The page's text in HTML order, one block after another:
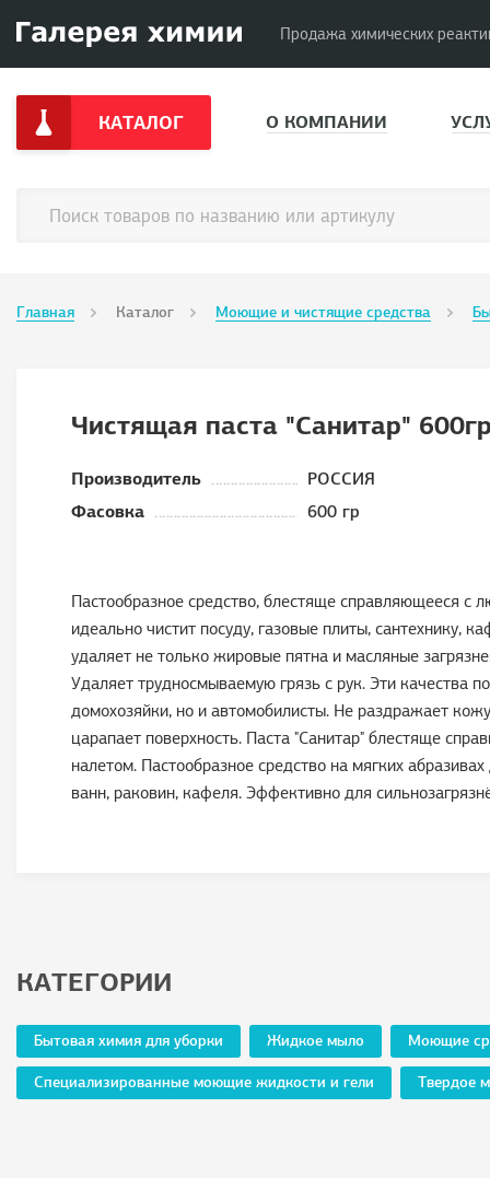
Продажа химических
КАТАЛОГ О КОМПАНИИ
Главная Каталог Моющие и чистящие средства
Чистящая паста "Санитар"
Производитель РОССИЯ
Фасовка 600 гр
Пастообразное средство, блестяще справляющееся с
идеально чистит посуду, газовые плиты, сантехнику,
удаляет не только жировые пятна и масляные
Удаляет трудносмываемую грязь с рук. Эти качества
домохозяйки, но и автомобилисты. Не раздражает
царапает поверхность. Паста "Санитар" блестяще
налетом. Пастообразное средство на мягких
ванн, раковин, кафеля. Эффективно для
КАТЕГОРИИ
Бытовая химия для уборки Жидкое мыло Моющие
Специализированные моющие жидкости и гели Твердое